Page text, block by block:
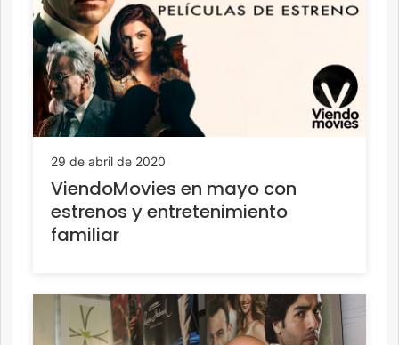
29 de abril de 2020
ViendoMovies en mayo con
estrenos y entretenimiento
familiar